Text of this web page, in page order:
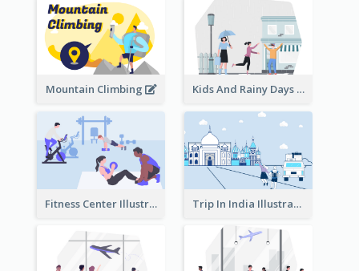
Mountain Climbing Kids And Rainy Days Illustration
Fitness Center Illustration Trip In India Illustration